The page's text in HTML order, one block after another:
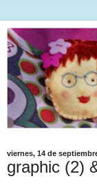
viernes, 14 de
graphic (2)